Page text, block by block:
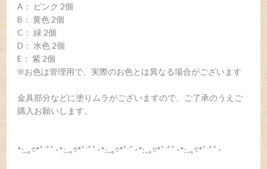
A： ピンク 2個
B： 黄色 2個
C： 緑 2個
D： 水色 2個
E： 紫 2個
※お色は管理用で、実際のお色とは異なる場合がございます
金具部分などに塗りムラがございますので、ご了承のうえご
購入お願いします。
*:..｡♡*ﾟ¨ﾟﾟ･*:..｡♡*ﾟ¨ﾟﾟ･*:..｡♡*ﾟ¨ﾟ･*:..｡♡*ﾟ¨ﾟﾟ･*:..｡♡*ﾟ¨ﾟﾟ･